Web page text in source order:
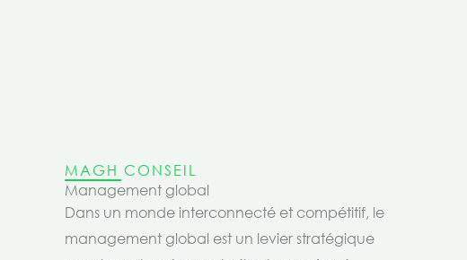
MAGH CONSEIL
Management global
Dans un monde interconnecté et compétitif, le
management global est un levier stratégique